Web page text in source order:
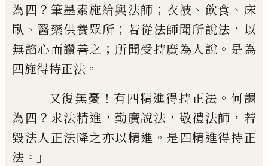
為四 ？ 筆墨素施給與法師 ； 衣被 、 飲食 、 床
臥 、 醫藥供養眾所 ； 若從法師聞所說法 ， 以
無諂心而讚善之 ； 所聞受持廣為人說 。 是為
四施得持正法 。
「又復無憂 ！ 有四精進得持正法 。 何謂
為四 ？ 求法精進 ，勤廣說法 ， 敬禮法師 ， 若
毀法人正法降之亦以精進 。 是四精進得持正
法 。」